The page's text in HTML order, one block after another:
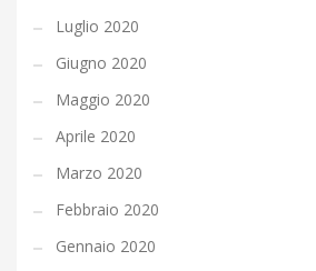
Luglio 2020
Giugno 2020
Maggio 2020
Aprile 2020
Marzo 2020
Febbraio 2020
Gennaio 2020